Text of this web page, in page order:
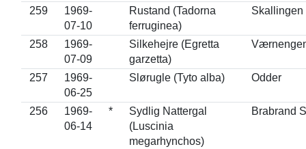
259
1969-
07-10
Rustand (Tadorna
ferruginea)
Skallingen
258
1969-
07-09
Silkehejre (Egretta
garzetta)
257
1969-
06-25
Slørugle (Tyto alba) Odder
256
1969-
06-14
*
Sydlig Nattergal
(Luscinia
megarhynchos)
Brabrand